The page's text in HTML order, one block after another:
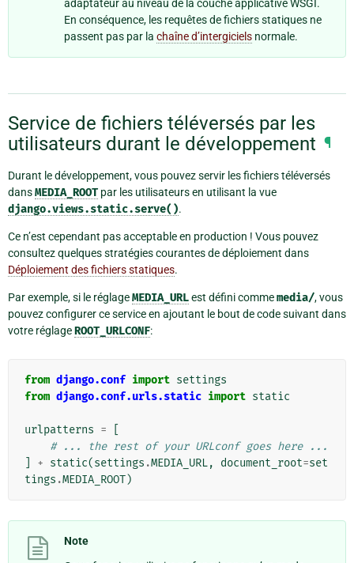
adaptateur au niveau de la couche applicative WSGI.
En conséquence, les requêtes de fichiers statiques ne
passent pas par la chaîne d’intergiciels normale.
Service de fichiers téléversés par les
utilisateurs durant le développement ¶
Durant le développement, vous pouvez servir les fichiers téléversés
dansMEDIA_ROOT par les utilisateurs en utilisant la vue
django.views.static.serve().
Ce n’est cependant pas acceptable en production ! Vous pouvez
consultez quelques stratégies courantes de déploiement dans
Déploiement des fichiers statiques.
Par exemple, si le réglageMEDIA_URLest défini commemedia/, vous
pouvez configurer ce service en ajoutant le bout de code suivant dans
votre réglageROOT_URLCONF:
from django.conf import settings
from django.conf.urls.static import static
urlpatterns =
# ... the rest of your URLconf goes here ...
+ static(settings .MEDIA_URL, document_root=set
tings .MEDIA_ROOT)
Note